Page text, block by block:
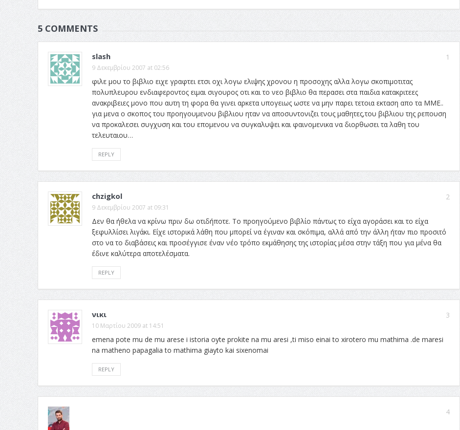
5 COMMENTS
1
slash
9 Δεκεμβρίου 2007 at 02:56
φιλε μου το βιβλιο ειχε γραφτει ετσι οχι λογω ελιψης χρονου η προσοχης αλλα λογω σκοπιμοτιτας
πολυπλευρου ενδιαφεροντος ειμαι σιγουρος οτι και το νεο βιβλιο θα περασει στα παιδια κατακριτεες
ανακριβειες μονο που αυτη τη φορα θα γινει αρκετα υπογειως ωστε να μην παρει τετοια εκταση απο τα ΜΜΕ..
για μενα ο σκοπος του προηγουμενου βιβλιου ηταν να αποσυντονιζει τους μαθητες,του βιβλιου της ρεπουση
να προκαλεσει συγχυση και του επομενου να συγκαλυψει και φαινομενικα να διορθωσει τα λαθη του
τελευταιου…
REPLY
2
chzigkol
9 Δεκεμβρίου 2007 at 09:31
Δεν θα ήθελα να κρίνω πριν δω οτιδήποτε. Το προηγούμενο βιβλίο πάντως το είχα αγοράσει και το είχα
ξεφυλλίσει λιγάκι. Είχε ιστορικά λάθη που μπορεί να έγιναν και σκόπιμα, αλλά από την άλλη ήταν πιο προσιτό
στο να το διαβάσεις και προσέγγισε έναν νέο τρόπο εκμάθησης της ιστορίας μέσα στην τάξη που για μένα θα
έδινε καλύτερα αποτελέσματα.
REPLY
3
νικι
10 Μαρτίου 2009 at 14:51
emena pote mu de mu arese i istoria oyte prokite na mu aresi ,ti miso einai to xirotero mu mathima .de maresi
na matheno papagalia to mathima giayto kai sixenomai
REPLY
4